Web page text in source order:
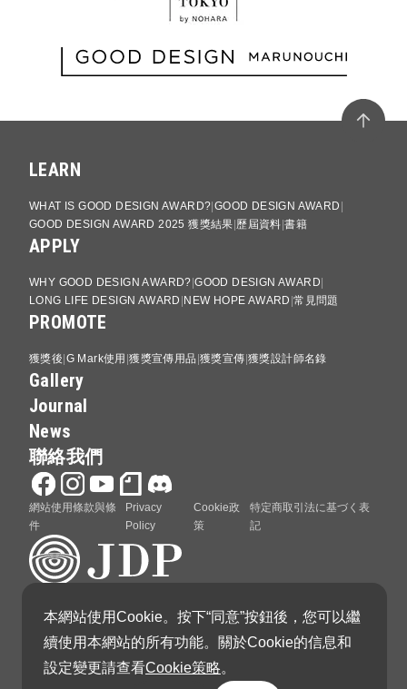
LEARN
WHAT IS GOOD DESIGN AWARD? GOOD DESIGN AWARD
GOOD DESIGN AWARD 2025 獲獎結果 歷屆資料 書籍
APPLY
WHY GOOD DESIGN AWARD? GOOD DESIGN AWARD
LONG LIFE DESIGN AWARD NEW HOPE AWARD 常見問題
PROMOTE
獲獎後 G Mark使用 獲獎宣傳用品 獲獎宣傳 獲獎設計師名錄
Gallery
Journal
News
聯絡我們
網站使用條款與條
件
Privacy
Policy
Cookie政
策
特定商取引法に基づく表
記
GOOD DESIGN AWARD 由日本設計振興會（Japan
Institute of Design Promotion）主辦
本網站使用Cookie。按下“同意”按鈕後，您可以繼
續使用本網站的所有功能。關於Cookie的信息和
設定變更請查看Cookie策略。